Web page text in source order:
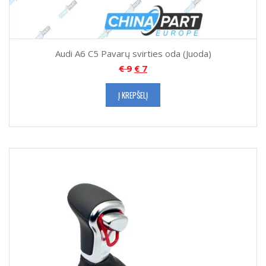
Audi A6 C5 Pavarų svirties oda (Juoda)
€9 € 7
Į KREPŠELĮ